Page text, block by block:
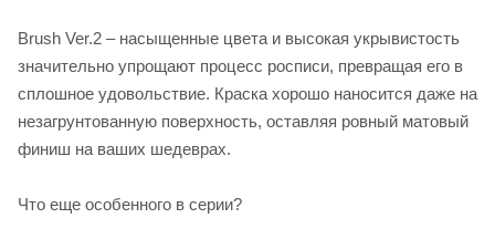
Brush Ver.2 – насыщенные цвета и высокая укрывистость
значительно упрощают процесс росписи, превращая его в
сплошное удовольствие. Краска хорошо наносится даже на
незагрунтованную поверхность, оставляя ровный матовый
финиш на ваших шедеврах.
Что еще особенного в серии?